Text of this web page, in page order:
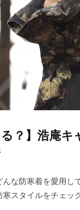
る？】浩庵
な防寒着を愛用
スタイルをチェッ